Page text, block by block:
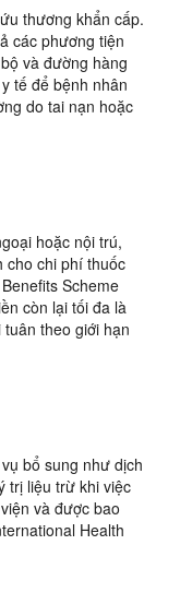
thương khẩn cấp.
các phương tiện
và đường hàng
tế để bệnh nhân
do tai nạn hoặc
hoặc nội trú,
cho chi phí thuốc
Scheme
còn lại tối đa là
theo giới hạn
bổ sung như dịch
trị liệu trừ khi việc
và được bao
Health